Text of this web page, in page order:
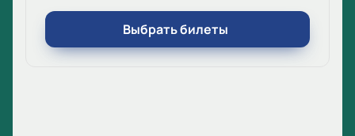
Выбрать билеты